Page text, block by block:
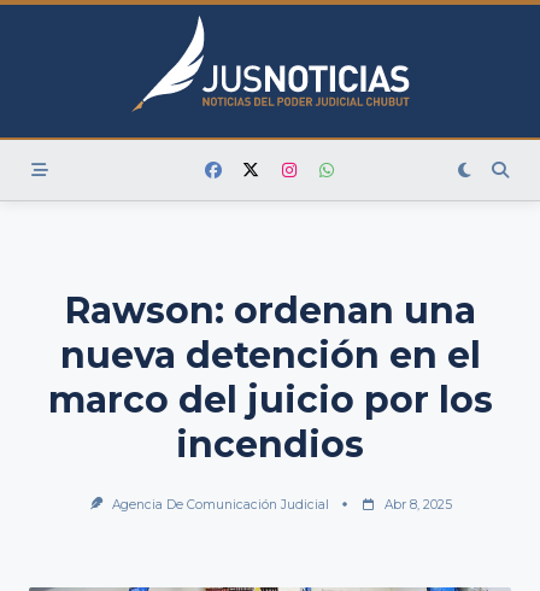
Skip
Rawson: ordenan una
nueva detención en el
marco del juicio por los
incendios
Agencia De Comunicación Judicial Abr 8, 2025